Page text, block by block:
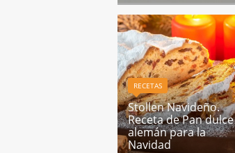
RECETAS
Stollen Navideño.
Receta de Pan dulce
alemán para la
Navidad